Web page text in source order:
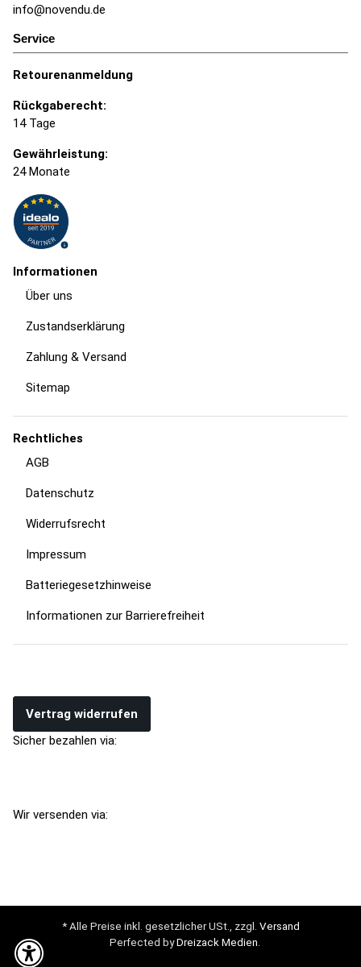
info@novendu.de
Service
Retourenanmeldung
Rückgaberecht:
14 Tage
Gewährleistung:
24 Monate
Informationen
Über uns
Zustandserklärung
Zahlung & Versand
Sitemap
Rechtliches
AGB
Datenschutz
Widerrufsrecht
Impressum
Batteriegesetzhinweise
Informationen zur Barrierefreiheit
Vertrag widerrufen
Sicher bezahlen via:
Wir versenden via:
* Alle Preise inkl. gesetzlicher USt., zzgl. Versand
Perfected byDreizack Medien.